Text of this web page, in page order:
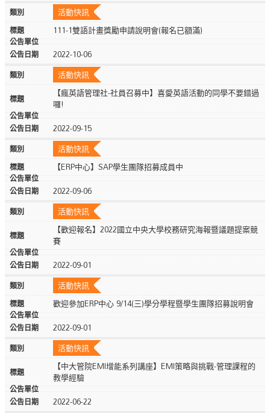
活動快訊
111-1雙語計畫獎勵申請說明會(報名已額滿)
2022-10-06
活動快訊
【瘋英語管理社-社員召募中】喜愛英語活動的同學不要錯過
囉!
2022-09-15
活動快訊
【ERP中心】SAP學生團隊招募成員中
2022-09-06
活動快訊
【歡迎報名】2022國立中央大學校務研究海報暨議題提案競
賽
2022-09-01
活動快訊
歡迎參加ERP中心 9/14(三)學分學程暨學生團隊招募說明會
2022-09-01
活動快訊
【中大管院EMI增能系列講座】EMI策略與挑戰-管理課程的
教學經驗
2022-06-22